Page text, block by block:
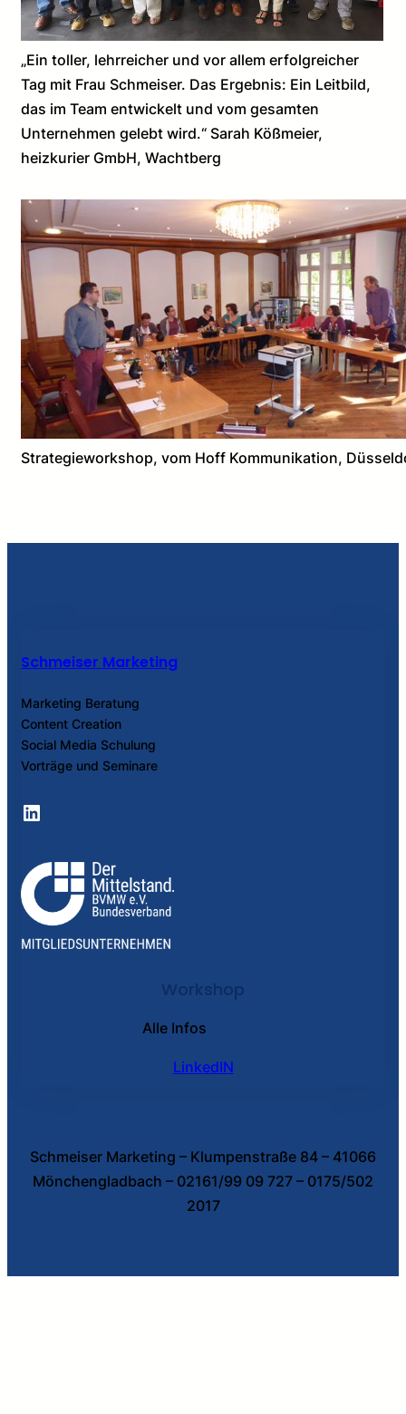
„Ein toller, lehrreicher und vor allem erfolgreicher
Tag mit Frau Schmeiser. Das Ergebnis: Ein Leitbild,
das im Team entwickelt und vom gesamten
Unternehmen gelebt wird.“ Sarah Kößmeier,
heizkurier GmbH, Wachtberg
Strategieworkshop, vom Hoff Kommunikation,
Schmeiser Marketing
Marketing Beratung
Content Creation
Social Media Schulung
Vorträge und Seminare
LinkedIn
Workshop
Alle Infos
LinkedIN
Schmeiser Marketing – Klumpenstraße 84 – 41066
Mönchengladbach – 02161/99 09 727 – 0175/502
2017